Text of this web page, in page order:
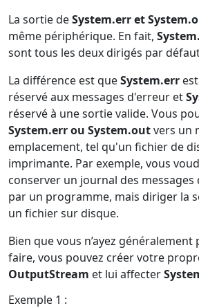
La sortie deSystem.err et
même périphérique. En fait,
sont tous les deux dirigés par
La différence est queSystem.err
réservé aux messages d'erreur et
réservé à une sortie valide. Vous
System.err ou System.outvers un
emplacement, tel qu'un fichier de
imprimante. Par exemple, vous
conserver un journal des
par un programme, mais diriger la
un fichier sur disque.
Bien que vous n’ayez généralement
faire, vous pouvez créer votre
OutputStream et lui affecter
Exemple 1 :